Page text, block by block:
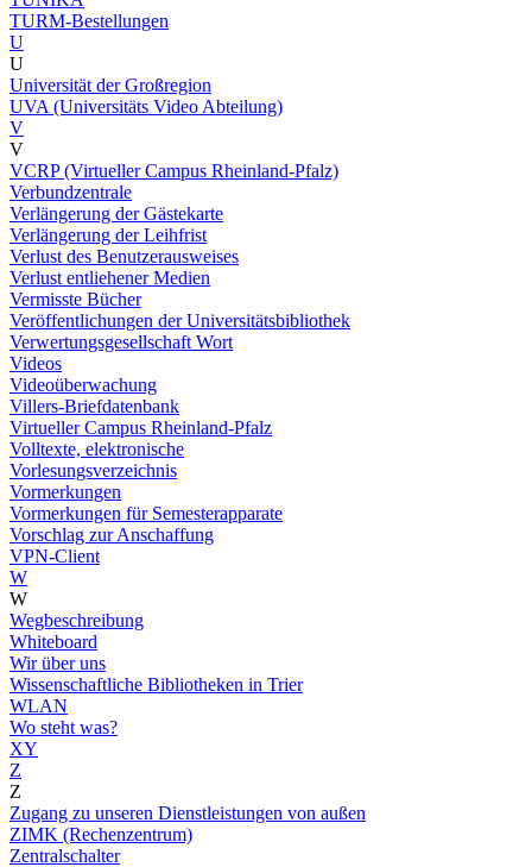
TURM-Bestellungen
U
U
Universität der Großregion
UVA (Universitäts Video Abteilung)
V
V
VCRP (Virtueller Campus Rheinland-Pfalz)
Verbundzentrale
Verlängerung der Gästekarte
Verlängerung der Leihfrist
Verlust des Benutzerausweises
Verlust entliehener Medien
Vermisste Bücher
Veröffentlichungen der Universitätsbibliothek
Verwertungsgesellschaft Wort
Videos
Videoüberwachung
Villers-Briefdatenbank
Virtueller Campus Rheinland-Pfalz
Volltexte, elektronische
Vorlesungsverzeichnis
Vormerkungen
Vormerkungen für Semesterapparate
Vorschlag zur Anschaffung
VPN-Client
W
W
Wegbeschreibung
Whiteboard
Wir über uns
Wissenschaftliche Bibliotheken in Trier
WLAN
Wo steht was?
XY
Z
Z
Zugang zu unseren Dienstleistungen von außen
ZIMK (Rechenzentrum)
Zentralschalter